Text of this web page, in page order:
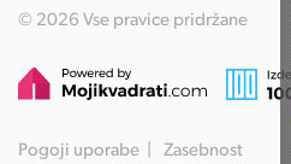
© 2026 Vse pravice pridržane
Pogoji uporabe Zasebnost